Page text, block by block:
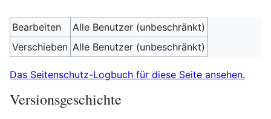
Bearbeiten
Alle Benutzer (unbeschränkt)
Verschieben Alle Benutzer (unbeschränkt)
Das Seitenschutz-Logbuch für diese Seite ansehen.
Versionsgeschichte